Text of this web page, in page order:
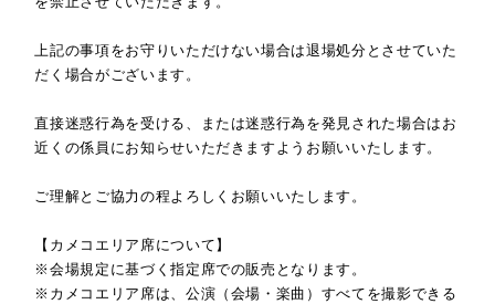
上記の事項をお守りいただけない場合は退場処分とさせていた
だく場合がございます。
直接迷惑行為を受ける、または迷惑行為を発見された場合はお
近くの係員にお知らせいただきますようお願いいたします。
ご理解とご協力の程よろしくお願いいたします。
【カメコエリア席について】
※会場規定に基づく指定席での販売となります。
※カメコエリア席は、公演（会場・楽曲）すべてを撮影できる